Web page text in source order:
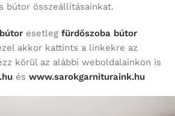
bútor összeállításainkat.
esetleg fürdőszoba bútor
akkor kattints a linkekre az
körül az alábbi weboldalainkon is
és www.sarokgarnituraink.hu